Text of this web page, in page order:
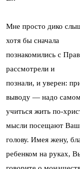
Мне просто дико
хотя бы сначала
познакомились с
рассмотрели и
познали, и уверен:
выводу — надо
учиться жить по-
мысли посещают
голову. Имея жену,
ребенком на руках,